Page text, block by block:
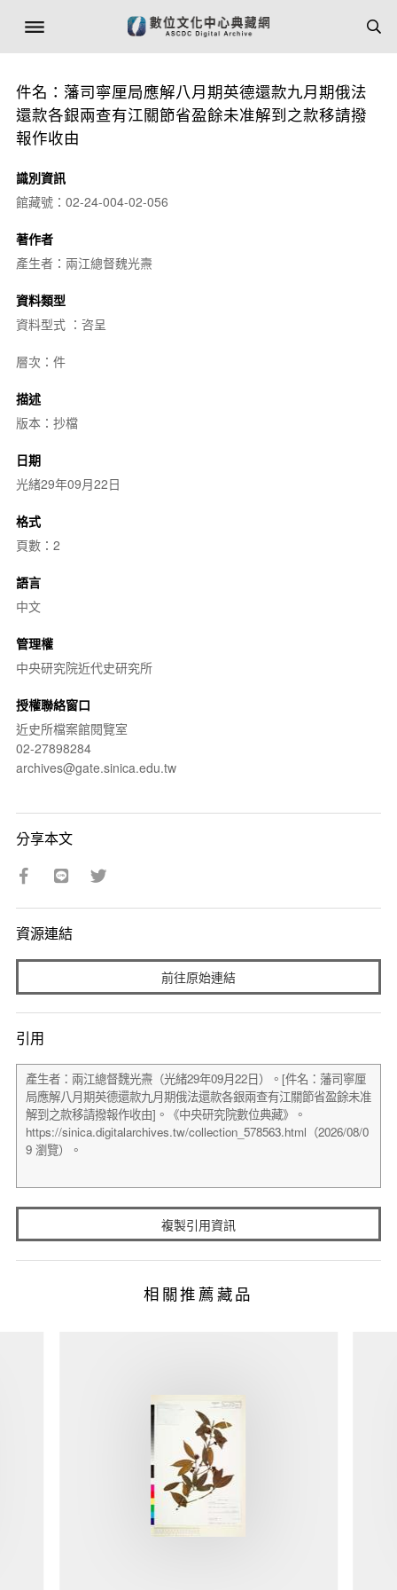
件名：藩司寧厘局應解八月期英德還款九月期俄法
還款各銀兩查有江關節省盈餘未准解到之款移請撥
報作收由
識別資訊
館藏號：02-24-004-02-056
著作者
產生者：兩江總督魏光燾
資料類型
資料型式 ：咨呈
層次：件
描述
版本：抄檔
日期
光緒29年09月22日
格式
頁數：2
語言
中文
管理權
中央研究院近代史研究所
授權聯絡窗口
近史所檔案館閱覽室
02-27898284
archives@gate.sinica.edu.tw
分享本文
資源連結
前往原始連結
引用
複製引用資訊
相關推薦藏品